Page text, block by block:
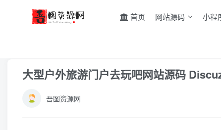
首页 网站源码 小程
大型户外旅游门户去玩吧网站源码
吾图资源网